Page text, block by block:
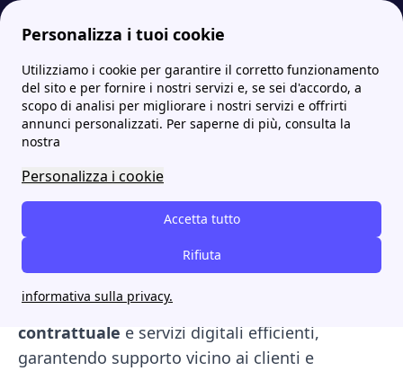
Personalizza i tuoi cookie
Utilizziamo i cookie per garantire il corretto funzionamento
del sito e per fornire i nostri servizi e, se sei d'accordo, a
scopo di analisi per migliorare i nostri servizi e offrirti
annunci personalizzati. Per saperne di più, consulta la
nostra
Personalizza i cookie
Accetta tutto
Rifiuta
informativa sulla privacy.
Papernest.it MoreFornitori Enercom: le tariffe luce e gas, l'area clienti e i contatti
Enercom: le tariffe luce e
gas, l'area clienti e i
contatti
ENERcom
, storico fornitore attivo nel territorio
cremasco, offre soluzioni di
punta susostenibilità
contrattuale e servizi digitali efficienti,
garantendo supporto vicino ai clienti e